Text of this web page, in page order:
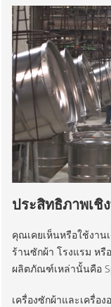
ประสิทธิภาพเชิ
คุณเคยเห็นหรือใช้งาน
ร้านซักผ้า โรงแรม ห
ผลิตภัณฑ์เหล่านั้นคือ
เครื่องซักผ้าและเครื่อ